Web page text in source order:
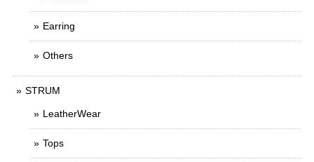
Earring
Others
STRUM
LeatherWear
Tops